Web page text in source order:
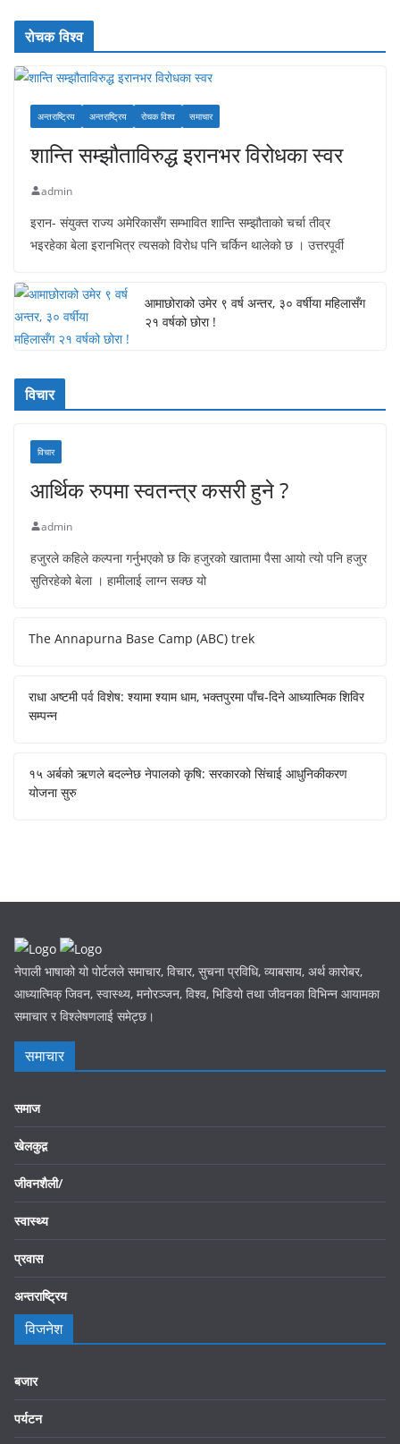
रोचक विश्व
अन्तराष्ट्रिय अन्तराष्ट्रिय रोचक विश्व समाचार
शान्ति सम्झौताविरुद्ध इरानभर विरोधका स्वर
admin
इरान- संयुक्त राज्य अमेरिकासँग सम्भावित शान्ति सम्झौताको चर्चा तीव्र
भइरहेका बेला इरानभित्र त्यसको विरोध पनि चर्किन थालेको छ । उत्तरपूर्वी
आमाछोराको उमेर ९ वर्ष अन्तर, ३० वर्षीया महिलासँग
२१ वर्षको छोरा !
विचार
विचार
आर्थिक रुपमा स्वतन्त्र कसरी हुने ?
admin
हजुरले कहिले कल्पना गर्नुभएको छ कि हजुरको खातामा पैसा आयो त्यो पनि हजुर
सुतिरहेको बेला । हामीलाई लाग्न सक्छ यो
The Annapurna Base Camp (ABC) trek
राधा अष्टमी पर्व विशेष: श्यामा श्याम धाम, भक्तपुरमा पाँच-दिने आध्यात्मिक शिविर
सम्पन्न
१५ अर्बको ऋणले बदल्नेछ नेपालको कृषि: सरकारको सिंचाई आधुनिकीकरण
योजना सुरु
नेपाली भाषाको यो पोर्टलले समाचार, विचार, सुचना प्रविधि, व्याबसाय, अर्थ कारोबर,
आध्यात्मिक् जिवन, स्वास्थ्य, मनोरञ्जन, विश्व, भिडियो तथा जीवनका विभिन्न आयामका
समाचार र विश्लेषणलाई समेट्छ।
समाचार
समाज
खेलकुद़़
जीवनशैली/
स्वास्थ्य
प्रवास
अन्तराष्ट्रिय
विजनेश
बजार
पर्यटन